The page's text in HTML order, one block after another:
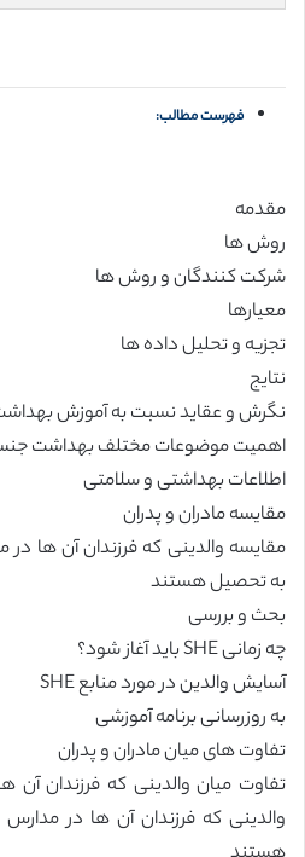
فهرست مطالب:
مقدمه
روش ها
شرکت کنندگان و روش ها
معیارها
تجزیه و تحلیل داده ها
نتایج
نگرش و عقاید نسبت به آموزش
اهمیت موضوعات مختلف بهداشت
اطلاعات بهداشتی و سلامتی
مقایسه مادران و پدران
مقایسه والدینی که فرزندان آن ها
به تحصیل هستند
بحث و بررسی
چه زمانی SHE باید آغاز شود؟
آسایش والدین در مورد منابع SHE
به روزرسانی برنامه آموزشی
تفاوت های میان مادران و پدران
تفاوت میان والدینی که فرزندان
والدینی که فرزندان آن ها در